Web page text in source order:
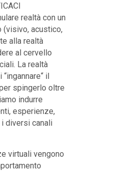
realtà con un
(visivo, acustico,
alla realtà
al cervello
La realtà
il
spingerlo oltre
indurre
esperienze,
diversi canali
virtuali vengono